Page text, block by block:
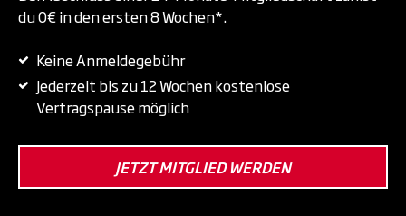
du 0€ in den ersten 8 Wochen*.
Keine Anmeldegebühr
Jederzeit bis zu 12 Wochen kostenlose
Vertragspause möglich
JETZT MITGLIED WERDEN